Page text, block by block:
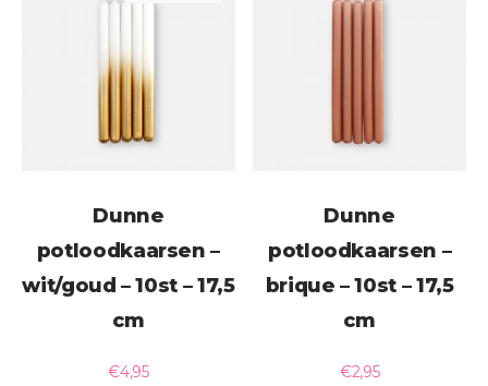
Dunne
potloodkaarsen –
wit/goud – 10st – 17,5
cm
€4,95
Dunne
potloodkaarsen –
brique – 10st – 17,5
cm
€2,95